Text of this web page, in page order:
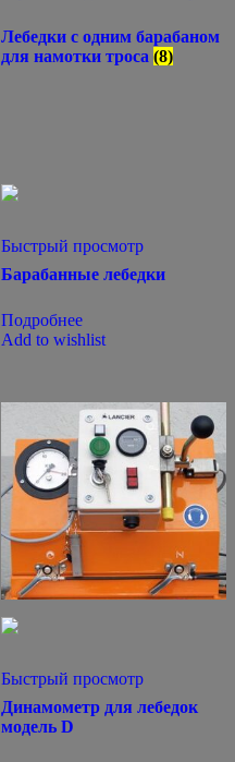
Лебедки с одним барабаном
для намотки троса (8)
Быстрый просмотр
Барабанные лебедки
Подробнее
Add to wishlist
Быстрый просмотр
Динамометр для лебедок
модель D